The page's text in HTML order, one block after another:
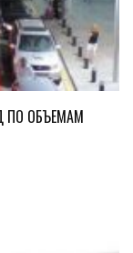
ПО ОБЪЕМАМ